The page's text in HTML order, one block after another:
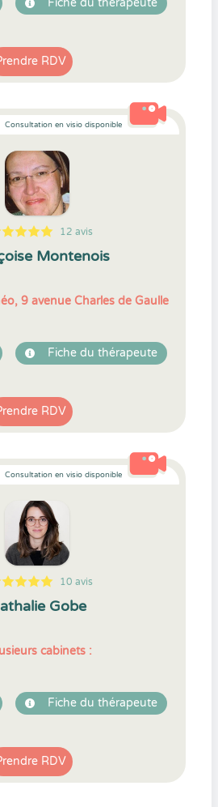
Fiche du thérapeute
RDV
Consultation en visio disponible
12 avis
Montenois
9 avenue Charles de Gaulle
Fiche du thérapeute
RDV
Consultation en visio disponible
10 avis
Gobe
cabinets :
Fiche du thérapeute
RDV